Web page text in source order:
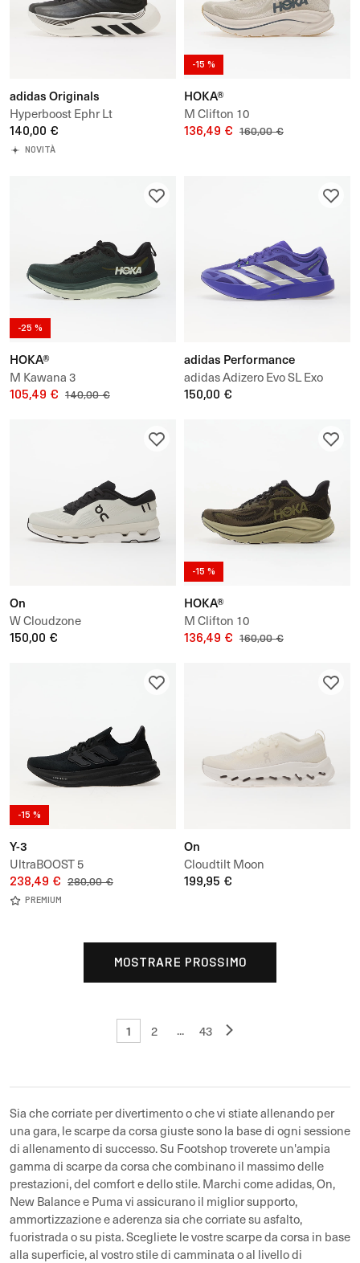
adidas Originals
Hyperboost Ephr Lt
140,00 €
NOVITÀ
-15 %
HOKA®
M Clifton 10
136,49 € 160,00 €
-25 %
HOKA®
M Kawana 3
105,49 € 140,00 €
adidas Performance
adidas Adizero Evo SL Exo
150,00 €
On
W Cloudzone
150,00 €
-15 %
HOKA®
M Clifton 10
136,49 € 160,00 €
-15 %
Y-3
UltraBOOST 5
238,49 € 280,00 €
PREMIUM
On
Cloudtilt Moon
199,95 €
MOSTRARE PROSSIMO
1 2 ... 43
Sia che corriate per divertimento o che vi stiate allenando per
una gara, le scarpe da corsa giuste sono la base di ogni sessione
di allenamento di successo. Su Footshop troverete un'ampia
gamma di scarpe da corsa che combinano il massimo delle
prestazioni, del comfort e dello stile. Marchi come adidas, On,
New Balance e Puma vi assicurano il miglior supporto,
ammortizzazione e aderenza sia che corriate su asfalto,
fuoristrada o su pista. Scegliete le vostre scarpe da corsa in base
alla superficie, al vostro stile di camminata o al livello di